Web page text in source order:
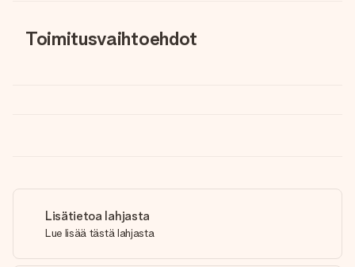
Toimitusvaihtoehdot
Lisätietoa lahjasta
Lue lisää tästä lahjasta